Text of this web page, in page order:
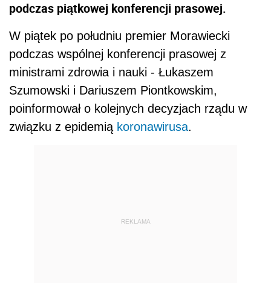
podczas piątkowej konferencji prasowej.
W piątek po południu premier Morawiecki
podczas wspólnej konferencji prasowej z
ministrami zdrowia i nauki - Łukaszem
Szumowski i Dariuszem Piontkowskim,
poinformował o kolejnych decyzjach rządu w
związku z epidemią koronawirusa.
REKLAMA